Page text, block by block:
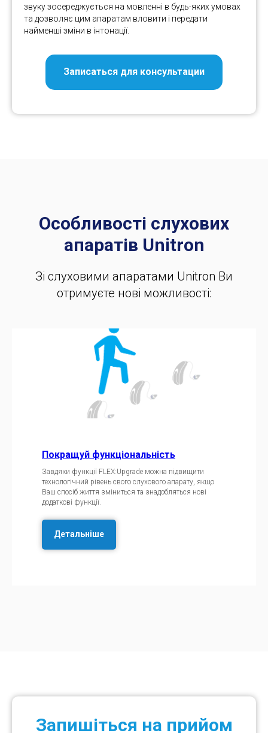
звуку зосереджується на мовленні в будь-яких умовах
та дозволяє цим апаратам вловити і передати
найменші зміни в інтонації.
Записаться для консультации
Особливості слухових
апаратів Unitron
Зі слуховими апаратами Unitron Ви
отримуєте нові можливості:
Покращуй функціональність
Завдяки функції FLEX:Upgrade можна підвищити
технологічний рівень свого слухового апарату, якщо
Ваш спосіб життя зміниться та знадобляться нові
додаткові функції.
Детальніше
Запишіться на прийом